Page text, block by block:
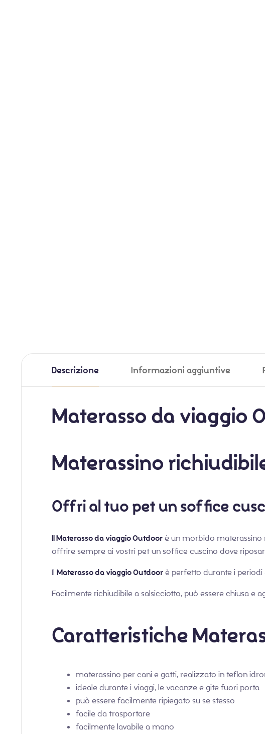
Descrizione Informazioni aggiuntive
Materasso da viaggio
Materassino
Offri al tuo pet un soffice
Il Materasso da viaggio Outdoorè un morbido materassino
offrire sempre ai vostri pet un soffice cuscino dove
Il Materasso da viaggio Outdoorè perfetto durante i periodi
Facilmente richiudibile a salsicciotto, può essere chiusa e
Caratteristiche
materassino per cani e gatti, realizzato in teflon
ideale durante i viaggi, le vacanze e gite fuori porta
può essere facilmente ripiegato su se stesso
facile da trasportare
facilmente lavabile a mano